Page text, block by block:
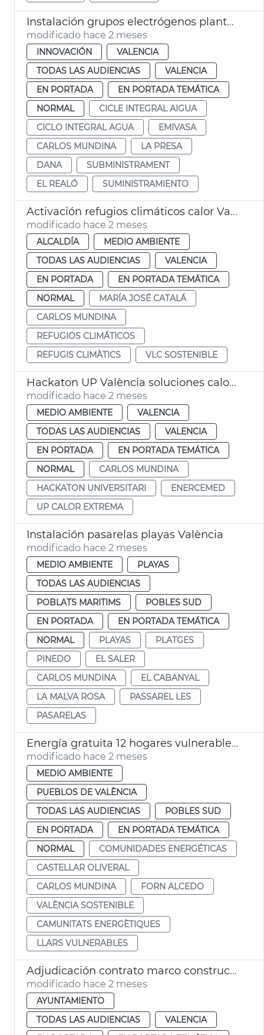
Instalación grupos electrógenos plantas potabilizadoras Presa Realó València
modificado hace 2 meses
INNOVACIÓN
VALENCIA
TODAS LAS AUDIENCIAS
VALENCIA
EN PORTADA
EN PORTADA TEMÁTICA
NORMAL
CICLE INTEGRAL AIGUA
CICLO INTEGRAL AGUA
EMIVASA
CARLOS MUNDINA
LA PRESA
DANA
SUBMINISTRAMENT
EL REALÓ
SUMINISTRAMIENTO
Activación refugios climáticos calor València
modificado hace 2 meses
ALCALDÍA
MEDIO AMBIENTE
TODAS LAS AUDIENCIAS
VALENCIA
EN PORTADA
EN PORTADA TEMÁTICA
NORMAL
MARÍA JOSÉ CATALÁ
CARLOS MUNDINA
REFUGIOS CLIMÁTICOS
REFUGIS CLIMÀTICS
VLC SOSTENIBLE
Hackaton UP València soluciones calor extrema
modificado hace 2 meses
MEDIO AMBIENTE
VALENCIA
TODAS LAS AUDIENCIAS
VALENCIA
EN PORTADA
EN PORTADA TEMÁTICA
NORMAL
CARLOS MUNDINA
HACKATON UNIVERSITARI
ENERCEMED
UP CALOR EXTREMA
Instalación pasarelas playas València
modificado hace 2 meses
MEDIO AMBIENTE
PLAYAS
TODAS LAS AUDIENCIAS
POBLATS MARITIMS
POBLES SUD
EN PORTADA
EN PORTADA TEMÁTICA
NORMAL
PLAYAS
PLATGES
PINEDO
EL SALER
CARLOS MUNDINA
EL CABANYAL
LA MALVA ROSA
PASSAREL LES
PASARELAS
Energía gratuita 12 hogares vulnerables comunidades energéticas València
modificado hace 2 meses
MEDIO AMBIENTE
PUEBLOS DE VALÈNCIA
TODAS LAS AUDIENCIAS
POBLES SUD
EN PORTADA
EN PORTADA TEMÁTICA
NORMAL
COMUNIDADES ENERGÉTICAS
CASTELLAR OLIVERAL
CARLOS MUNDINA
FORN ALCEDO
VALÈNCIA SOSTENIBLE
CAMUNITATS ENERGÈTIQUES
LLARS VULNERABLES
Adjudicación contrato marco construcción nichos cementerios municipales
modificado hace 2 meses
AYUNTAMIENTO
TODAS LAS AUDIENCIAS
VALENCIA